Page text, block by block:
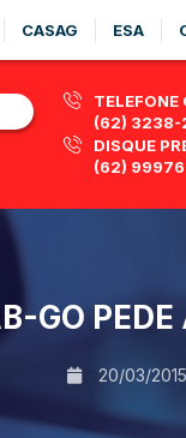
CASAG ESA
TELEFONE
(62)
DISQUE
(62)
GO
20/03/2015